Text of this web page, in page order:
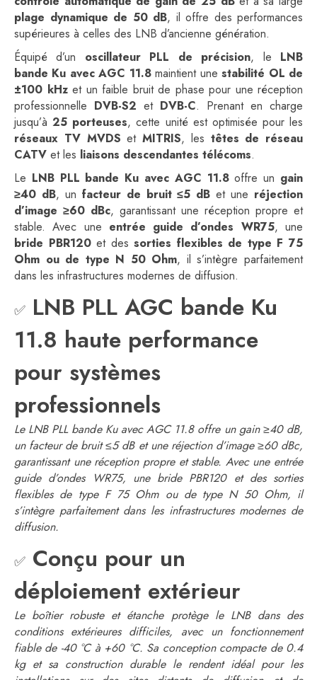
plage dynamique de 50 dB, il offre des performances
supérieures à celles des LNB d’ancienne génération.
Équipé d’un oscillateur PLL de précision, le LNB
bande Ku avec AGC 11.8maintient unestabilité OL de
±100 kHzet un faible bruit de phase pour une réception
professionnelle DVB-S2 et DVB-C. Prenant en charge
jusqu’à25 porteuses, cette unité est optimisée pour les
réseaux TV MVDS et MITRIS, les têtes de réseau
CATV et les liaisons descendantes télécoms.
Le LNB PLL bande Ku avec AGC 11.8offre un gain
≥40 dB, un facteur de bruit ≤5 dB et une réjection
d’image ≥60 dBc, garantissant une réception propre et
stable. Avec une entrée guide d’ondes WR75, une
bride PBR120et dessorties flexibles de type F 75
Ohm ou de type N 50 Ohm, il s’intègre parfaitement
dans les infrastructures modernes de diffusion.
✅ LNB PLL AGC bande Ku
11.8 haute performance
pour systèmes
professionnels
Le LNB PLL bande Ku avec AGC 11.8 offre un gain ≥40 dB,
un facteur de bruit ≤5 dB et une réjection d’image ≥60 dBc,
garantissant une réception propre et stable. Avec une entrée
guide d’ondes WR75, une bride PBR120 et des sorties
flexibles de type F 75 Ohm ou de type N 50 Ohm, il
s’intègre parfaitement dans les infrastructures modernes de
diffusion.
✅ Conçu pour un
déploiement extérieur
Le boîtier robuste et étanche protège le LNB dans des
conditions extérieures difficiles, avec un fonctionnement
fiable de -40 °C à +60 °C. Sa conception compacte de 0.4
kg et sa construction durable le rendent idéal pour les